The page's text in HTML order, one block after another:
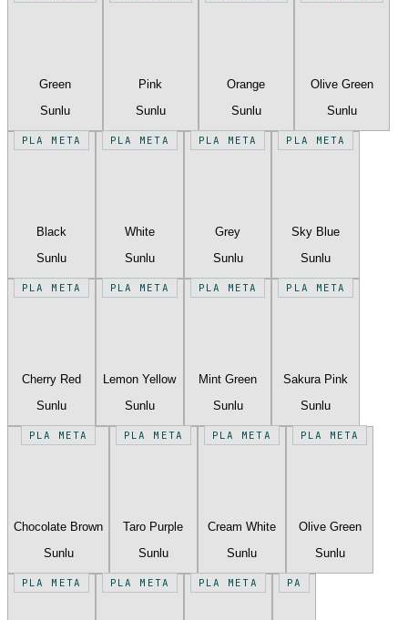
Green
Sunlu
Pink
Sunlu
Orange
Sunlu
Olive Green
Sunlu
PLA META
Black
Sunlu
PLA META
White
Sunlu
PLA META
Grey
Sunlu
PLA META
Sky Blue
Sunlu
PLA META
Cherry Red
Sunlu
PLA META
Lemon Yellow
Sunlu
PLA META
Mint Green
Sunlu
PLA META
Sakura Pink
Sunlu
PLA META
Chocolate Brown
Sunlu
PLA META
Taro Purple
Sunlu
PLA META
Cream White
Sunlu
PLA META
Olive Green
Sunlu
PLA META PLA META PLA META PA